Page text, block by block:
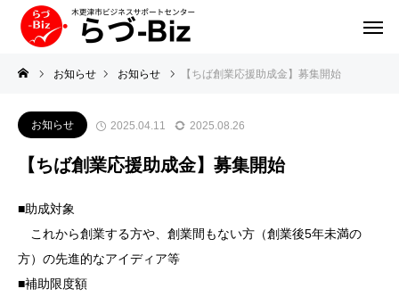
お知らせ お知らせ 【ちば創業応援助成金】募集開始
お知らせ 2025.04.11 2025.08.26
【ちば創業応援助成金】募集開始
■助成対象
これから創業する方や、創業間もない方（創業後5年未満の
方）の先進的なアイディア等
■補助限度額